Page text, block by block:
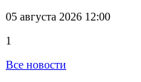
05 августа 2026 12:00
1
Все новости